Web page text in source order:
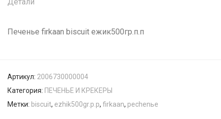
Печенье firkaan biscuit ежик500гр.п.п
Артикул: 2006730000004
Категория: ПЕЧЕНЬЕ И КРЕКЕРЫ
Метки: biscuit, ezhik500gr.p.p, firkaan, pechenьe